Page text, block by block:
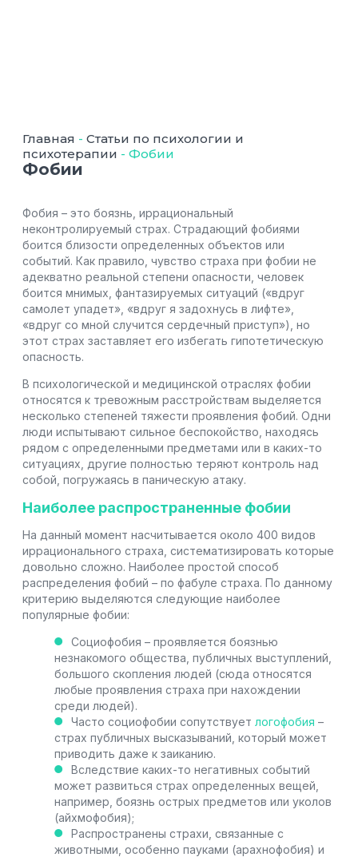
Главная - Статьи по психологии и
психотерапии - Фобии
Фобии
Фобия – это боязнь, иррациональный
неконтролируемый страх. Страдающий фобиями
боится близости определенных объектов или
событий. Как правило, чувство страха при фобии не
адекватно реальной степени опасности, человек
боится мнимых, фантазируемых ситуаций («вдруг
самолет упадет», «вдруг я задохнусь в лифте»,
«вдруг со мной случится сердечный приступ»), но
этот страх заставляет его избегать гипотетическую
опасность.
В психологической и медицинской отраслях фобии
относятся к тревожным расстройствам выделяется
несколько степеней тяжести проявления фобий. Одни
люди испытывают сильное беспокойство, находясь
рядом с определенными предметами или в каких-то
ситуациях, другие полностью теряют контроль над
собой, погружаясь в паническую атаку.
Наиболее распространенные фобии
На данный момент насчитывается около 400 видов
иррационального страха, систематизировать которые
довольно сложно. Наиболее простой способ
распределения фобий – по фабуле страха. По данному
критерию выделяются следующие наиболее
популярные фобии:
Социофобия – проявляется боязнью
незнакомого общества, публичных выступлений,
большого скопления людей (сюда относятся
любые проявления страха при нахождении
среди людей).
Часто социофобии сопутствует логофобия –
страх публичных высказываний, который может
приводить даже к заиканию.
Вследствие каких-то негативных событий
может развиться страх определенных вещей,
например, боязнь острых предметов или уколов
(айхмофобия);
Распространены страхи, связанные с
животными, особенно пауками (арахнофобия) и